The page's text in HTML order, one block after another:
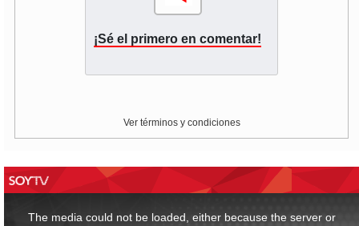
¡Sé el primero en comentar!
Ver términos y condiciones
The media could not be loaded, either because the server or